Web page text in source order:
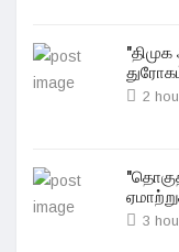
2
3